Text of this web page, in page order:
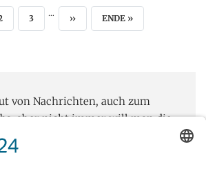
SEITESEITE
3
… NÄCHSTE SEITE
›› LETZTE SEITE
ENDE »
von Nachrichten, auch zum
aber nicht immer will man die
Aber das weiß man oft
den Artikel gelesen hat, also zu